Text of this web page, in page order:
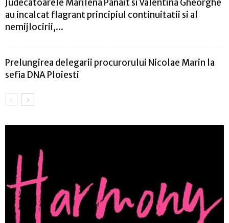
Judecatoarele Marilena Panait si Valentina Gheorghe
au incalcat flagrant principiul continuitatii si al
nemijlocirii,...
Prelungirea delegarii procurorului Nicolae Marin la
sefia DNA Ploiesti